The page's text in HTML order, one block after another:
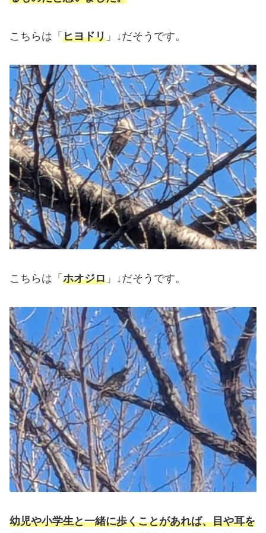
こちらは「 ヒヨドリ 」↓だそうです。
こちらは「 ホオジロ 」↓だそうです。
幼児や小学生と一緒に歩くことがあれば、目や耳を